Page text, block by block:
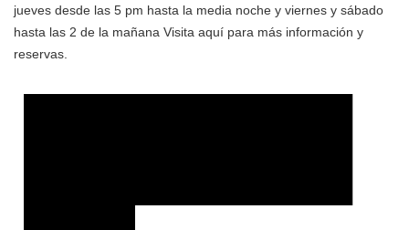
jueves desde las 5 pm hasta la media noche y viernes y sábado
hasta las 2 de la mañana Visita aquí para más información y
reservas.